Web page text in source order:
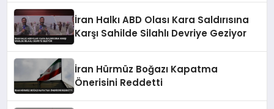
İran Halkı ABD Olası Kara Saldırısına
Karşı Sahilde Silahlı Devriye Geziyor
İran Hürmüz Boğazı Kapatma
Önerisini Reddetti